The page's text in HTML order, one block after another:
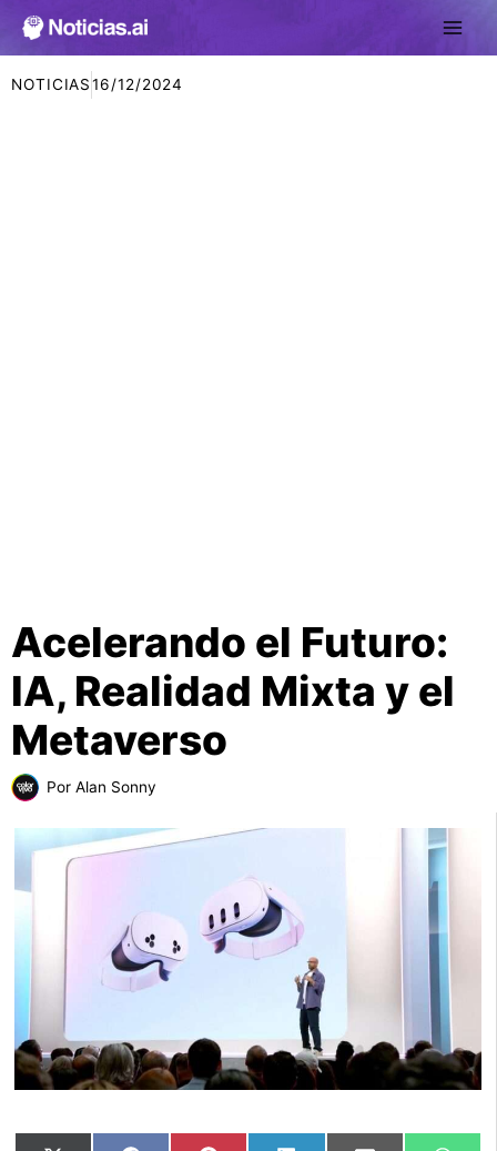
NOTICIAS 16/12/2024
Acelerando el Futuro:
IA, Realidad Mixta y el
Metaverso
Por Alan Sonny